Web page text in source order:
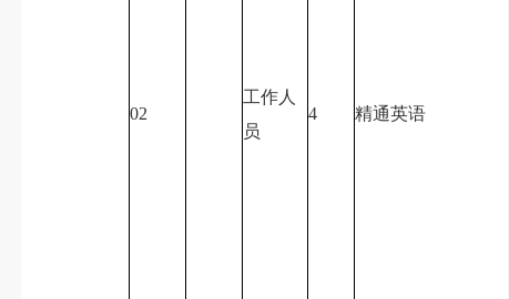
02
工作人
员
4 精通英语